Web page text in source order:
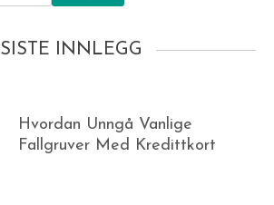
SISTE INNLEGG
Hvordan Unngå Vanlige
Fallgruver Med Kredittkort